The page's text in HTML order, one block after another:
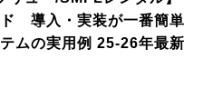
導入・実装が一番簡単
ムの実用例 25-26年最新